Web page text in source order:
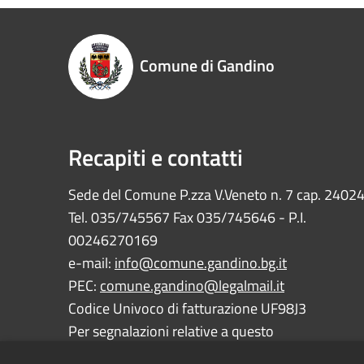
Comune di Gandino
Recapiti e contatti
Sede del Comune P.zza V.Veneto n. 7 cap. 24024
Tel. 035/745567 Fax 035/745646 - P.I.
00246270169
e-mail: info@comune.gandino.bg.it
PEC: comune.gandino@legalmail.it
Codice Univoco di fatturazione UF98J3
Per segnalazioni relative a questo